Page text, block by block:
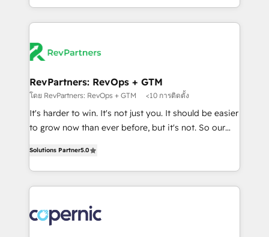
hundreds of organizations in dozens of industries,
there’s a good chance one of our globally integrated
explore whether S2 is the partner you’ve been
looking for...and get your next big initiative moving!
Onboarding obsessed ★ Company of the Year
2024/25 INSIDEA helps growing companies turn
team, migrate your data, and build AI-powered
your time zone. What we do ➤ Onboarding: Live in
weeks, with workflows built around your business,
not a template. ➤ Migration: Move from any legacy
CRM. Zero downtime, full data integrity. ➤
revenue process. Sales, marketing, and service wired
together. ➤ AI and Integrations: Layer Breeze AI,
rollouts, adoption coaching. Buying HubSpot,
switching to it, or reviving a stale portal? We are
RevPartners: RevOps + GTM
โดย RevPartners: RevOps + GTM <10 การติดตั้ง
It's harder to win. It's not just you. It should be easier
to grow now than ever before, but it's not. So our
revenue number. We do that by bridging the gap
where agencies fail: combining GTM strategy with
technical execution to solve the right problem at the
implement your CRM. We engineer revenue
outcomes for the GTM owner on HubSpot. We Build
Solutions Partner5.0